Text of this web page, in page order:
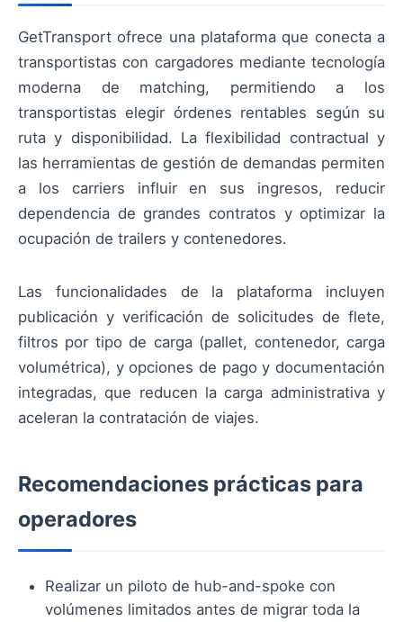
GetTransport ofrece una plataforma que conecta a
transportistas con cargadores mediante tecnología
moderna de matching, permitiendo a los
transportistas elegir órdenes rentables según su
ruta y disponibilidad. La flexibilidad contractual y
las herramientas de gestión de demandas permiten
a los carriers influir en sus ingresos, reducir
dependencia de grandes contratos y optimizar la
ocupación de trailers y contenedores.
Las funcionalidades de la plataforma incluyen
publicación y verificación de solicitudes de flete,
filtros por tipo de carga (pallet, contenedor, carga
volumétrica), y opciones de pago y documentación
integradas, que reducen la carga administrativa y
aceleran la contratación de viajes.
Recomendaciones prácticas para
operadores
Realizar un piloto de hub-and-spoke con
volúmenes limitados antes de migrar toda la